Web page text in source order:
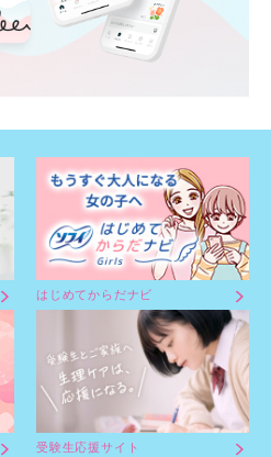
はじめてからだナビ
受験生応援サイト